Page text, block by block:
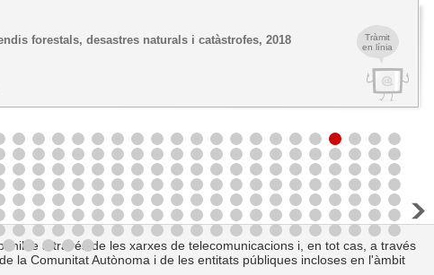
Tràmit
en línia
forestals, desastres naturals i catàstrofes, 2018
a través de les xarxes de telecomunicacions i, en tot cas, a través
la Comunitat Autònoma i de les entitats públiques incloses en l'àmbit